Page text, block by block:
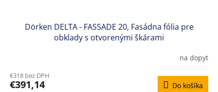
Dörken DELTA - FASSADE 20, Fasádna fólia pre
obklady s otvorenými škárami
na dopyt
€318 bez DPH
€391,14 Do košíka